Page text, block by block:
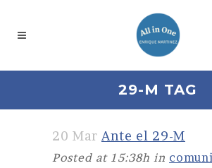
29-M TAG
20 Mar Ante el 29-M
Posted at 15:38h in